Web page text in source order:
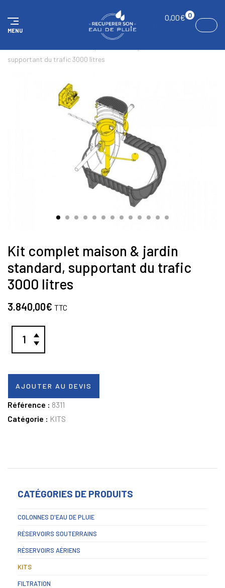
MENU
0,00€ 0
supportant du trafic 3000 litres
Kit complet maison & jardin
standard, supportant du trafic
3000 litres
3.840,00€ TTC
AJOUTER AU DEVIS
Référence : 8311
Catégorie : KITS
CATÉGORIES DE PRODUITS
COLONNES D'EAU DE PLUIE
RÉSERVOIRS SOUTERRAINS
RÉSERVOIRS AÉRIENS
KITS
FILTRATION